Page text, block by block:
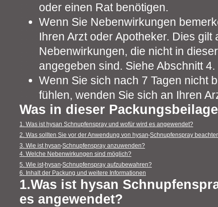
oder einen Rat benötigen.
Wenn Sie Nebenwirkungen
Ihren Arzt oder Apotheker. Dies gilt
Nebenwirkungen, die nicht in
angegeben sind. Siehe Abschnitt 4.
Wenn Sie sich nach 7 Tagen nicht
fühlen, wenden Sie sich an Ihren
Was in dieser
1. Was ist hysan Schnupfenspray und wofür wird es angewendet?
2. Was sollten Sie vor der Anwendung von hysan Schnupfenspray
3. Wie ist hysan Schnupfenspray anzuwenden?
4. Welche Nebenwirkungen sind möglich?
5. Wie ist hysan Schnupfenspray aufzubewahren?
6. Inhalt der Packung und weitere Informationen
1.Was ist hysan
es angewendet?